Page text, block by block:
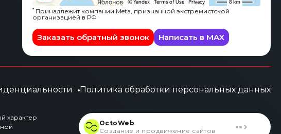
*Принадлежит компании Meta, признанной экстремистской
организацией в РФ
Заказать обратный звонок Написать в MAX
Политика обработки персональных данных
характер
OctoWeb
Создание и продвижение сайтов